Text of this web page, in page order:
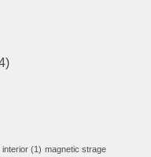
interior (1) magnetic strage